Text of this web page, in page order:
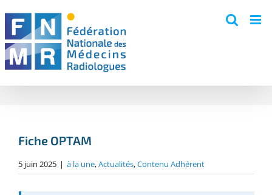
content
Fiche OPTAM
5 juin 2025 | à la une,Actualités,Contenu Adhérent